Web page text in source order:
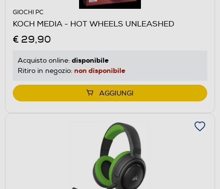
GIOCHI PC
KOCH MEDIA - HOT WHEELS UNLEASHED
€ 29,90
Acquisto online: disponibile
Ritiro in negozio: non disponibile
AGGIUNGI